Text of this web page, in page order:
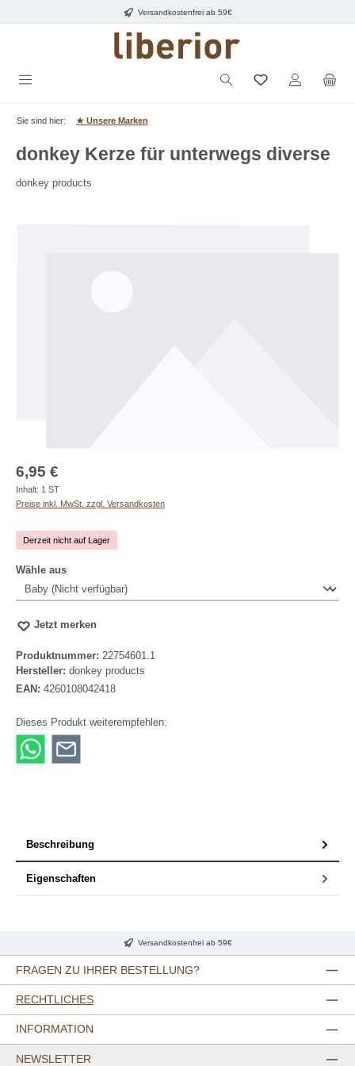
Zum Hauptinhalt springen Versandkostenfrei ab 59€
Sie sind hier: ★ Unsere Marken
donkey Kerze für unterwegs diverse
donkey products
6,95 €
Inhalt: 1 ST
Preise inkl. MwSt. zzgl. Versandkosten
Derzeit nicht auf Lager
Wähle ausauswählen
Jetzt merken
Produktnummer: 22754601.1
Hersteller: donkey products
EAN: 4260108042418
Dieses Produkt weiterempfehlen:
Beschreibung
Eigenschaften
Versandkostenfrei ab 59€
FRAGEN ZU IHRER BESTELLUNG?
RECHTLICHES
INFORMATION
NEWSLETTER